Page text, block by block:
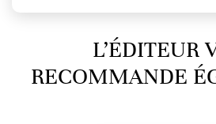
L’ÉDITEUR
RECOMMANDE